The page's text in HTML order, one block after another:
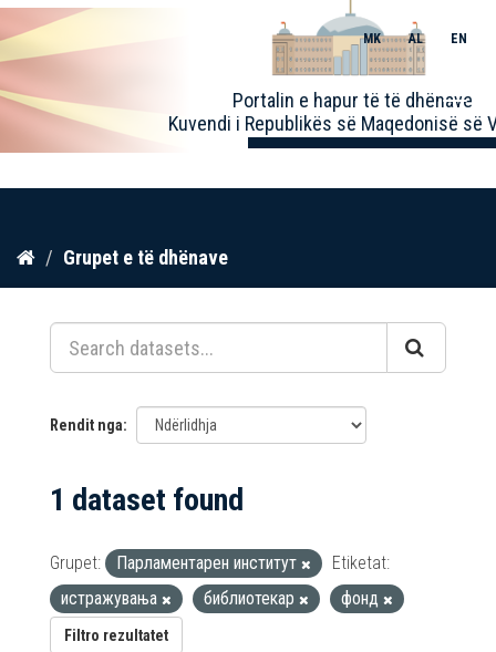
Kalo
përmbajtja
Portalin e hapur të të dhënave
Kuvendi i Republikës së Maqedonisë së
MK AL EN
Toggle
Grupet e të dhënave
Rendit nga
1 dataset found
Grupet: Парламентарен институт
Etiketat:
истражувања
библиотекар фонд
Filtro rezultatet